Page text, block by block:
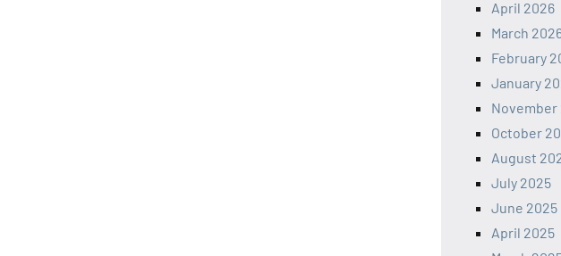
April 2026
March
February
January
November
October
August
July 2025
June 2025
April 2025